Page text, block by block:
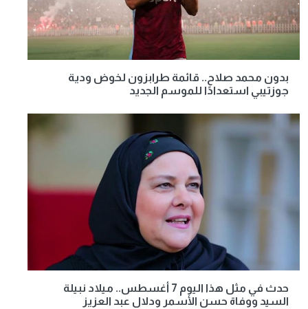
بدون محمد صلاح.. قائمة طرابزون لخوض ودية
جوزتيبي استعدادًا للموسم الجديد
حدث في مثل هذا اليوم 7 أغسطس.. ميلاد نبيلة
السيد ووفاة حسن الأسمر ودلال عبد العزيز